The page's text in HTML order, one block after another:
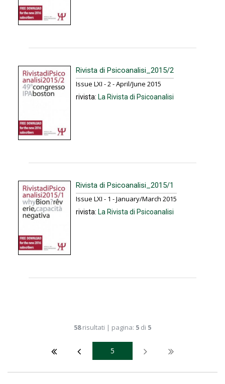
Rivista di Psicoanalisi_2015/2
Issue LXI - 2 - April/June 2015
rivista: La Rivista di Psicoanalisi
Rivista di Psicoanalisi_2015/1
Issue LXI - 1 - January/March 2015
rivista: La Rivista di Psicoanalisi
58risultati | pagina: 5 di 5
5